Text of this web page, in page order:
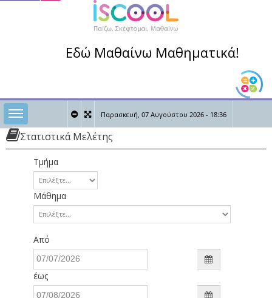
Εδώ Μαθαίνω Μαθηματικά!
Toggle sidebar
Παρασκευή, 07 Αυγούστου 2026 - 18:36
0
Στατιστικά Μελέτης
Τμήμα
Μάθημα
Από
έως